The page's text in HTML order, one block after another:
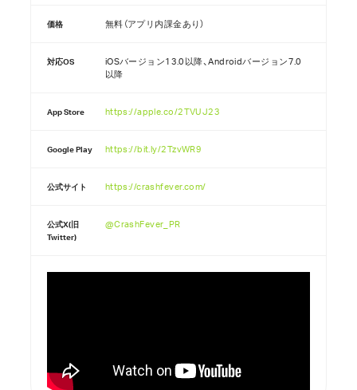
価格 無料（アプリ内課金あり）
対応OS
iOSバージョン13.0以降、Androidバージョン7.0
以降
App Store https://apple.co/2TVUJ23
Google Play https://bit.ly/2TzvWR9
公式サイト https://crashfever.com/
公式X(旧
Twitter)
@CrashFever_PR